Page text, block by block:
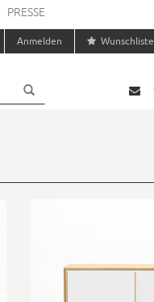
PRESSE
Anmelden Wunschliste